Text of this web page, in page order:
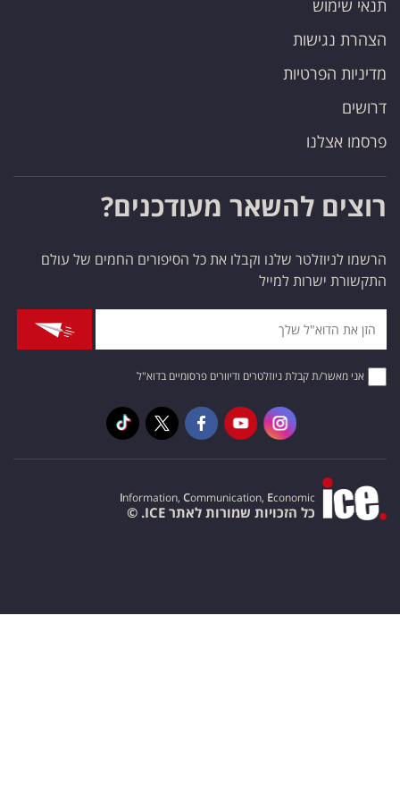
תנאי שימוש
הצהרת נגישות
מדיניות הפרטיות
דרושים
פרסמו אצלנו
רוצים להשאר מעודכנים?
הרשמו לניוזלטר שלנו וקבלו את כל הסיפורים החמים של עולם
התקשורת ישרות למייל
אני מאשר/ת קבלת ניוזלטרים ודיוורים פרסומיים בדוא"ל
Information, Communication, Economic
כל הזכויות שמורות לאתר ICE. ©